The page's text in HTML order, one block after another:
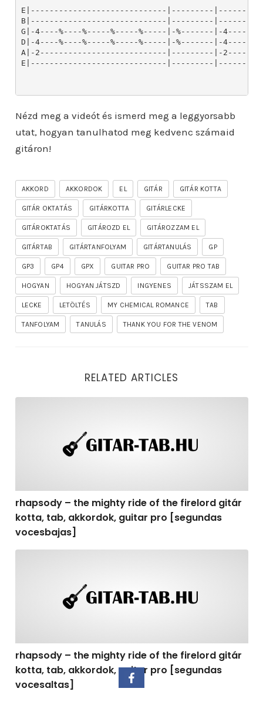
Nézd meg a videót és ismerd meg a leggyorsabb
utat, hogyan tanulhatod meg kedvenc számaid
gitáron!
AKKORD AKKORDOK EL GITÁR GITÁR KOTTA
GITÁR OKTATÁS GITÁRKOTTA GITÁRLECKE
GITÁROKTATÁS GITÁROZD EL GITÁROZZAM EL
GITÁRTAB GITÁRTANFOLYAM GITÁRTANULÁS GP
GP3 GP4 GPX GUITAR PRO GUITAR PRO TAB
HOGYAN HOGYAN JÁTSZD INGYENES JÁTSSZAM EL
LECKE LETÖLTÉS MY CHEMICAL ROMANCE TAB
TANFOLYAM TANULÁS THANK YOU FOR THE VENOM
RELATED ARTICLES
rhapsody – the mighty ride of the firelord gitár
kotta, tab, akkordok, guitar pro [segundas
vocesbajas]
rhapsody – the mighty ride of the firelord gitár
kotta, tab, akkordok, guitar pro [segundas
vocesaltas]